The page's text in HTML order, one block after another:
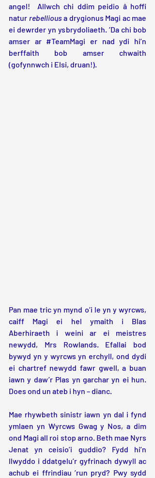
angel!  Allwch chi ddim peidio â hoffi
natur rebellious a drygionus Magi ac mae
ei dewrder yn ysbrydoliaeth. ’Da chi bob
amser ar #TeamMagi er nad ydi hi’n
berffaith bob amser chwaith
(gofynnwch i Elsi, druan!).
Pan mae tric yn mynd o’i le yn y wyrcws,
caiff Magi ei hel ymaith i Blas
Aberhiraeth i weini ar ei meistres
newydd, Mrs Rowlands. Efallai bod
bywyd yn y wyrcws yn erchyll, ond dydi
ei chartref newydd fawr gwell, a buan
iawn y daw’r Plas yn garchar yn ei hun.
Does ond un ateb i hyn – dianc.
Mae rhywbeth sinistr iawn yn dal i fynd
ymlaen yn Wyrcws Gwag y Nos, a dim
ond Magi all roi stop arno. Beth mae Nyrs
Jenat yn ceisio’i guddio? Fydd hi’n
llwyddo i ddatgelu’r gyfrinach dywyll ac
achub ei ffrindiau ’run pryd? Pwy sydd